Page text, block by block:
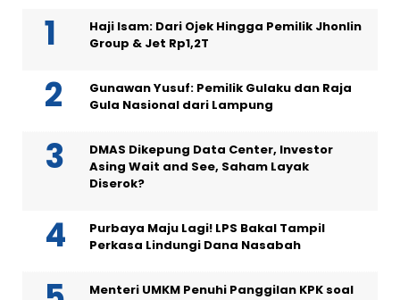
Haji Isam: Dari Ojek Hingga Pemilik Jhonlin
Group & Jet Rp1,2T
Gunawan Yusuf: Pemilik Gulaku dan Raja
Gula Nasional dari Lampung
DMAS Dikepung Data Center, Investor
Asing Wait and See, Saham Layak
Diserok?
Purbaya Maju Lagi! LPS Bakal Tampil
Perkasa Lindungi Dana Nasabah
Menteri UMKM Penuhi Panggilan KPK soal